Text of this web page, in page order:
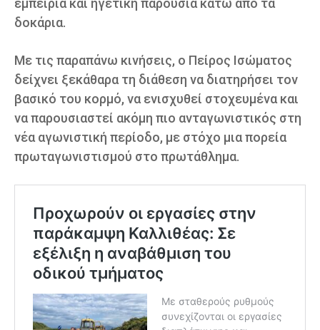
δοκάρια.
Με τις παραπάνω κινήσεις, ο Πείρος Ισώματος
δείχνει ξεκάθαρα τη διάθεση να διατηρήσει τον
βασικό του κορμό, να ενισχυθεί στοχευμένα και
να παρουσιαστεί ακόμη πιο ανταγωνιστικός στη
νέα αγωνιστική περίοδο, με στόχο μια πορεία
πρωταγωνιστισμού στο πρωτάθλημα.